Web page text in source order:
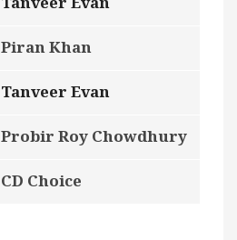
Piran Khan
Tanveer Evan
Probir Roy Chowdhury
CD Choice